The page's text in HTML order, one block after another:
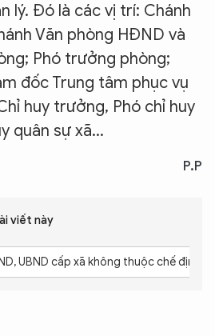
lý. Đó là các vị trí: Chánh
Văn phòng HĐND và
Phó trưởng phòng;
đốc Trung tâm phục vụ
huy trưởng, Phó chỉ huy
quân sự xã...
P.P
viết này
UBND cấp xã không thuộc chế định